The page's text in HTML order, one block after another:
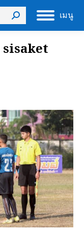
เมนู
sisaket